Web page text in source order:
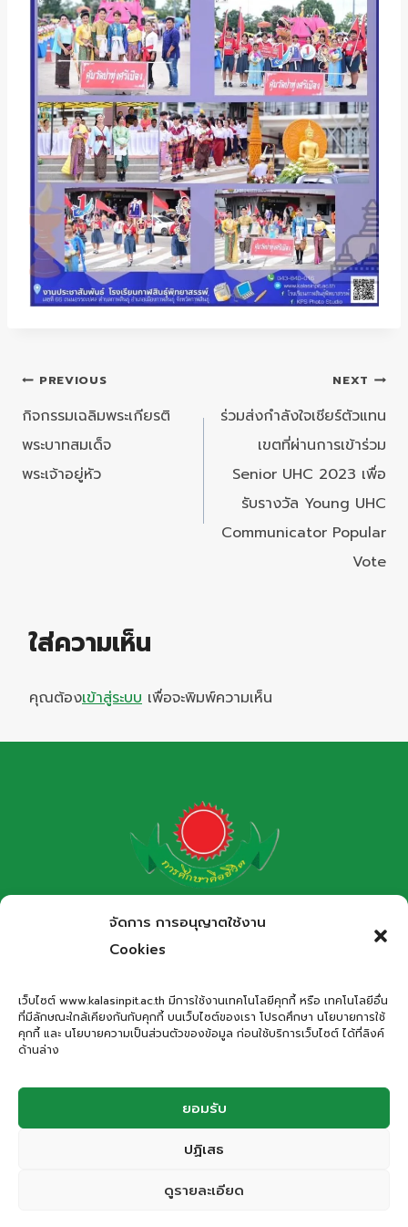
จัดการ การอนุญาตใช้งาน
Cookies
เว็บไซต์ www.kalasinpit.ac.th มีการใช้งานเทคโนโลยีคุกกี้ หรือ เทคโนโลยีอื่น
ที่มีลักษณะใกล้เคียงกันกับคุกกี้ บนเว็บไซต์ของเรา โปรดศึกษา นโยบายการใช้
คุกกี้ และ นโยบายความเป็นส่วนตัวของข้อมูล ก่อนใช้บริการเว็บไซต์ ได้ที่ลิงค์
ด้านล่าง
ยอมรับ
ปฏิเสธ
ดูรายละเอียด
แนะแนว
เรื่อง
PREVIOUS
กิจกรรมเฉลิมพระเกียรติ
พระบาทสมเด็จ
พระเจ้าอยู่หัว
NEXT
ร่วมส่งกำลังใจเชียร์ตัวแทน
เขตที่ผ่านการเข้าร่วม
Senior UHC 2023 เพื่อ
รับรางวัล Young UHC
Communicator Popular
Vote
ใส่ความเห็น
คุณต้องเข้าสู่ระบบ เพื่อจะพิมพ์ความเห็น
โรงเรียนกาฬสินธุ์พิทยาสรรพ์
สำนักงานเขตพื้นที่การศึกษามัธยมศึกษากาฬสินธุ์
ที่อยู่: เลขที่ 66 ถนนอรรถเปศล ตำบลกาฬสินธุ์ อำเภอเมือง
กาฬสินธุ์ จังหวัดกาฬสินธุ์ 46000
office.kps@kalasinpit.ac.th